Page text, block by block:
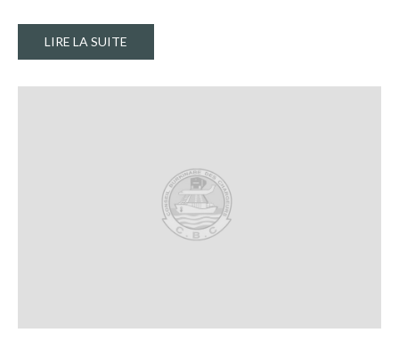
LIRE LA SUITE